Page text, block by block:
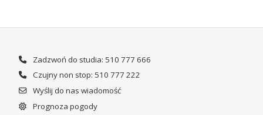
Zadzwoń do studia: 510 777 666
Czujny non stop: 510 777 222
Wyślij do nas wiadomość
Prognoza pogody